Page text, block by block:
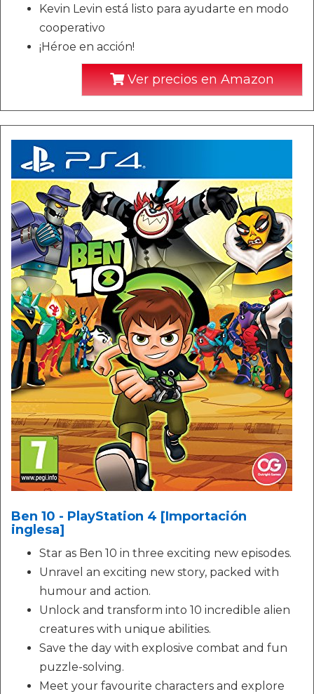
Kevin Levin está listo para ayudarte en modo
cooperativo
¡Héroe en acción!
Ver precios en Amazon
Ben 10 - PlayStation 4 [Importación
inglesa]
Star as Ben 10 in three exciting new episodes.
Unravel an exciting new story, packed with
humour and action.
Unlock and transform into 10 incredible alien
creatures with unique abilities.
Save the day with explosive combat and fun
puzzle-solving.
Meet your favourite characters and explore